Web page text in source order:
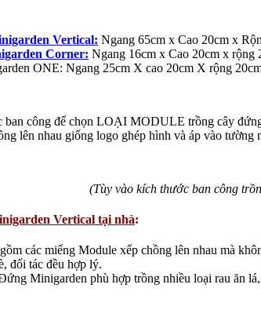
Vertical: Ngang 65cm x Cao 20cm x
Corner: Ngang 16cm x Cao 20cm x rộng
ONE: Ngang 25cm X cao 20cm X rộng
ban công để chọn LOẠI MODULE trồng cây
lên nhau giống logo ghép hình và áp vào tường
(Tùy vào kích thước ban công
Vertical tại nhà:
các miếng Module xếp chồng lên nhau mà
đối tác đều hợp lý.
Minigarden phù hợp trồng nhiều loại rau ăn